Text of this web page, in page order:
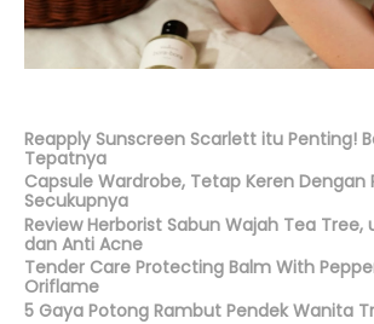
Reapply Sunscreen Scarlett itu Penting!
Tepatnya
Capsule Wardrobe, Tetap Keren Dengan
Secukupnya
Review Herborist Sabun Wajah Tea
dan Anti Acne
Tender Care Protecting Balm With
Oriflame
5 Gaya Potong Rambut Pendek Wanita